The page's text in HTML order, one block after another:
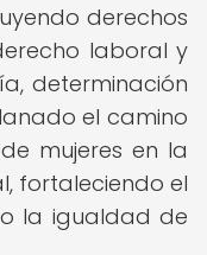
derechos
laboral y
determinación
el camino
mujeres en la
fortaleciendo el
la igualdad de